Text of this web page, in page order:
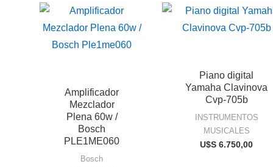
Amplificador
Mezclador
Plena 60w /
Bosch
PLE1ME060
Bosch
Piano digital
Yamaha Clavinova
Cvp-705b
INSTRUMENTOS
MUSICALES
U$S 6.750,00